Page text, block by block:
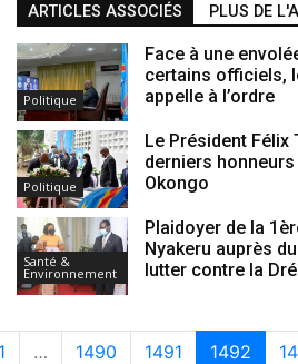
ARTICLES ASSOCIÉS PLUS DE
Politique
Face à une
certains officiels,
appelle à l’ordre
Politique
Le Président Félix
derniers
Okongo
Santé &
Environnement
Plaidoyer de la
Nyakeru auprès
lutter contre la
… 1490 1491 1492